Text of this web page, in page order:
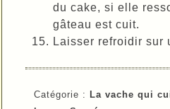
du cake, si elle
gâteau est cuit.
Laisser refroidir sur
Catégorie : La vache qui